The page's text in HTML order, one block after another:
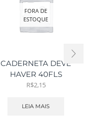
FORA DE
ESTOQUE
CADERNETA DEVE
HAVER 40FLS
R$2,15
LEIA MAIS